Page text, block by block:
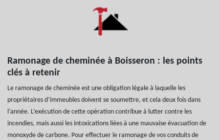
Ramonage de cheminée à Boisseron : les points
clés à retenir
Le ramonage de cheminée est une obligation légale à laquelle les
propriétaires d’immeubles doivent se soumettre, et cela deux fois dans
l’année. L’exécution de cette opération contribue à lutter contre les
incendies, mais aussi les intoxications liées à une mauvaise évacuation de
monoxyde de carbone. Pour effectuer le ramonage de vos conduits de